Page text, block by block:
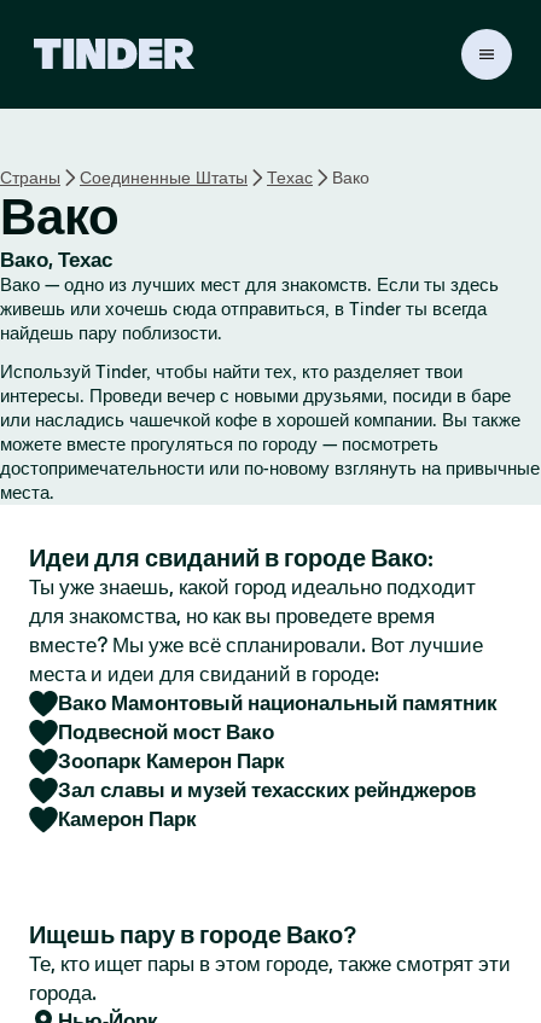
а
р
а
н
ц
а
T
i
n
r
Страны Соединенные Штаты Техас Вако
Вако
Вако, Техас
Вако — одно из лучших мест для знакомств. Если ты здесь
живешь или хочешь сюда отправиться, в Tinder ты всегда
найдешь пару поблизости.
Используй Tinder, чтобы найти тех, кто разделяет твои
интересы. Проведи вечер с новыми друзьями, посиди в баре
или насладись чашечкой кофе в хорошей компании. Вы также
можете вместе прогуляться по городу — посмотреть
достопримечательности или по-новому взглянуть на привычные
места.
Идеи для свиданий в городе Вако:
Ты уже знаешь, какой город идеально подходит
для знакомства, но как вы проведете время
вместе? Мы уже всё спланировали. Вот лучшие
места и идеи для свиданий в городе:
Вако Мамонтовый национальный памятник
Подвесной мост Вако
Зоопарк Камерон Парк
Зал славы и музей техасских рейнджеров
Камерон Парк
Ищешь пару в городе Вако?
Те, кто ищет пары в этом городе, также смотрят эти
города.